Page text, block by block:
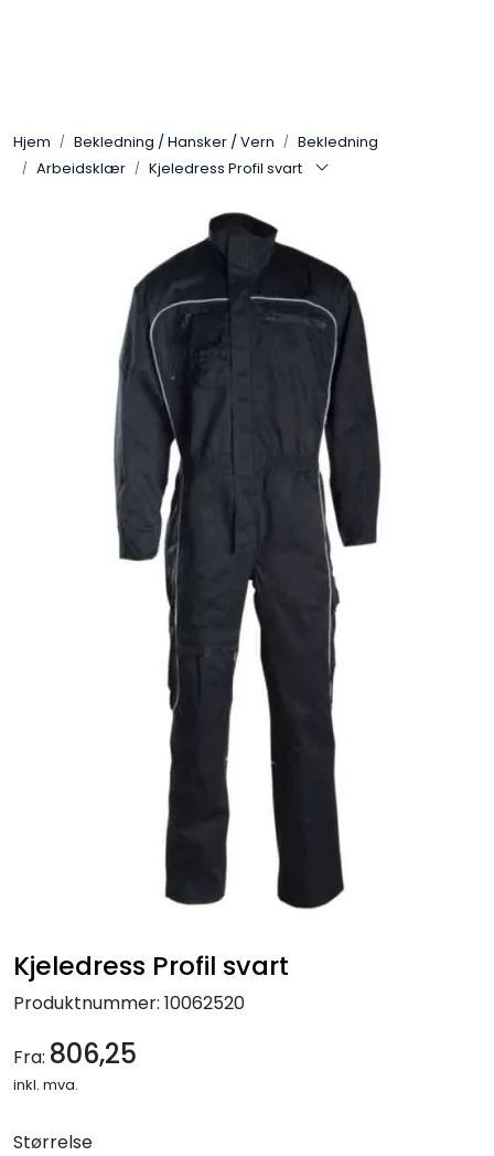
Hjem Bekledning / Hansker / Vern
Bekledning
Arbeidsklær
Kjeledress Profil svart
Kjeledress Profil svart
Produktnummer: 10062520
Fra: 806,25
inkl. mva.
Størrelse
Batteri / Booster / Lader
Bekledning / Hansker / Vern